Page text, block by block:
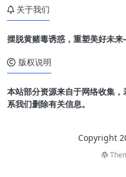
关于我们
摆脱黄赌毒诱惑，重塑美好未
版权说明
本站部分资源来自于网络收集
系我们删除有关信息。
Copyright